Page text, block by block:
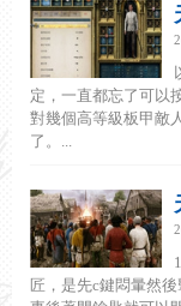
定，一直都忘了可以
對幾個高等級板甲敵
了。...
匠，是先c鍵悶暈然